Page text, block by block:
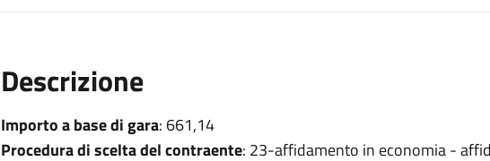
Descrizione
Importo a base di gara: 661,14
Procedura di scelta del contraente: 23-affidamento in economia -